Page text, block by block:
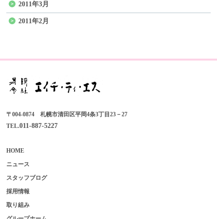
2011年3月
2011年2月
〒004-0874 札幌市清田区平岡4条3丁目23－27
TEL.011-887-5227
HOME
ニュース
スタッフブログ
採用情報
取り組み